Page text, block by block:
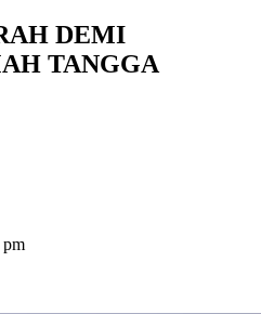
DEMI
TANGGA
pm